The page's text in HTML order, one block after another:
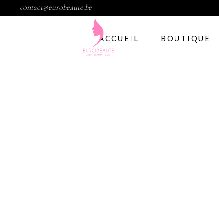
contact@eurobeaute.be
ACCUEIL BOUTIQUE